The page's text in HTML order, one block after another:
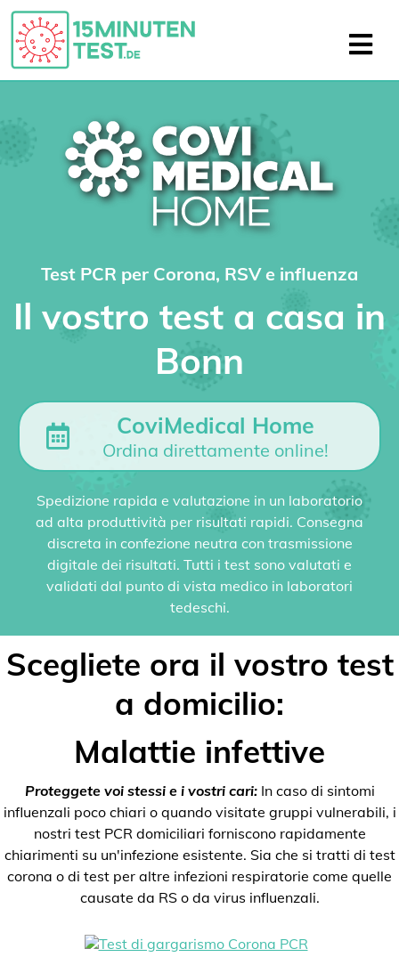
Test PCR per Corona, RSV e influenza
Il vostro test a casa in
Bonn
CoviMedical Home
Ordina direttamente online!
Spedizione rapida e valutazione in un laboratorio
ad alta produttività per risultati rapidi. Consegna
discreta in confezione neutra con trasmissione
digitale dei risultati. Tutti i test sono valutati e
validati dal punto di vista medico in laboratori
tedeschi.
Scegliete ora il vostro test
a domicilio:
Malattie infettive
Proteggete voi stessi e i vostri cari:In caso di sintomi
influenzali poco chiari o quando visitate gruppi vulnerabili, i
nostri test PCR domiciliari forniscono rapidamente
chiarimenti su un'infezione esistente. Sia che si tratti di test
corona o di test per altre infezioni respiratorie come quelle
causate da RS o da virus influenzali.